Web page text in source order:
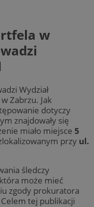
w
Wydział
Zabrzu. Jak
dotyczy
znajdowały się
miało miejsce 5
przy ul.
śledczy
może mieć
zgody prokuratora
tej publikacji